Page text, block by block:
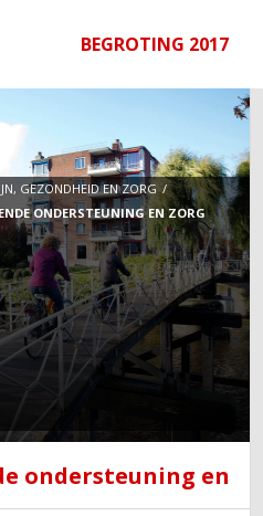
BEGROTING 2017
GEZONDHEID EN ZORG
ONDERSTEUNING EN ZORG
ondersteuning en